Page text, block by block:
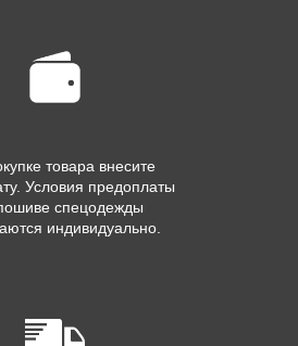
товара внесите
Условия предоплаты
спецодежды
индивидуально.